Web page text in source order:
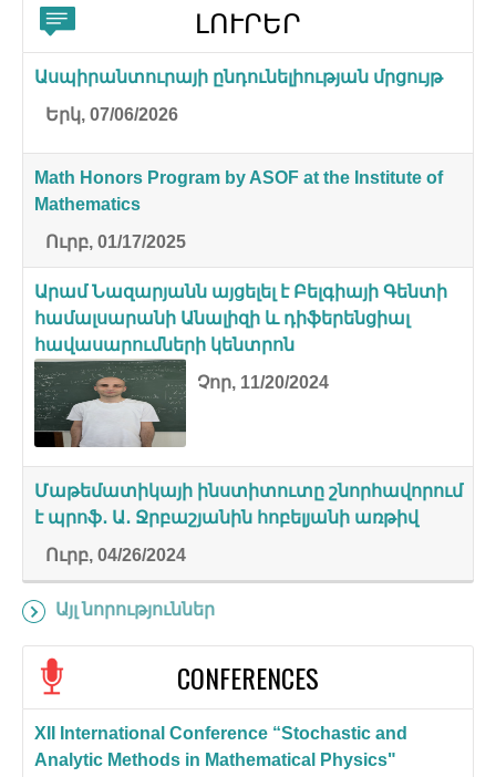
ԼՈՒՐԵՐ
Ասպիրանտուրայի ընդունելիության մրցույթ
Երկ, 07/06/2026
Math Honors Program by ASOF at the Institute of
Mathematics
Ուրբ, 01/17/2025
Արամ Նազարյանն այցելել է Բելգիայի Գենտի
համալսարանի Անալիզի և դիֆերենցիալ
հավասարումների կենտրոն
Չոր, 11/20/2024
Մաթեմատիկայի ինստիտուտը շնորհավորում
է պրոֆ․ Ա․ Ջրբաշյանին հոբելյանի առթիվ
Ուրբ, 04/26/2024
Այլ նորություններ
CONFERENCES
XII International Conference “Stochastic and
Analytic Methods in Mathematical Physics"